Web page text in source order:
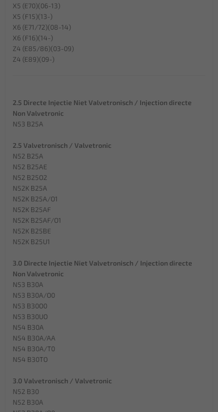
X5 (E70)(06-13)
X5 (F15)(13-)
X6 (E71/72)(08-14)
X6 (F16)(14-)
Z4 (E85/86)(03-09)
Z4 (E89)(09-)
2.5 Directe Injectie Niet Valvetronisch / Injection directe
Non Valvetronic
N53 B25A
2.5 Valvetronisch / Valvetronic
N52 B25A
N52 B25AE
N52 B25O2
N52K B25A
N52K B25A/O1
N52K B25AF
N52K B25AF/O1
N52K B25BE
N52K B25U1
3.0 Directe Injectie Niet Valvetronisch / Injection directe
Non Valvetronic
N53 B30A
N53 B30A/O0
N53 B30O0
N53 B30UO
N54 B30A
N54 B30A/AA
N54 B30A/T0
N54 B30TO
3.0 Valvetronisch / Valvetronic
N52 B30
N52 B30A